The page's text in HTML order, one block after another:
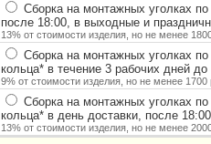
Сборка на монтажных уголках
после 18:00, в выходные и
13% от стоимости изделия, но не менее
Сборка на монтажных уголках
кольца*в течение 3 рабочих дней до
9% от стоимости изделия, но не менее 1700
Сборка на монтажных уголках
кольца*в день доставки, после
13% от стоимости изделия, но не менее